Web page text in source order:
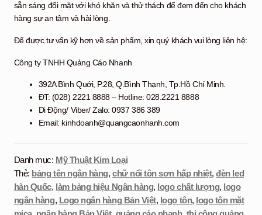
sẵn sáng đối mặt với khó khăn và thử thách để đem đến cho khách
hàng sự an tâm và hài lòng.
Để được tư vấn kỹ hơn về sản phẩm, xin quý khách vui lòng liên hệ:
Công ty TNHH Quảng Cáo Nhanh
392A Bình Quới, P.28, Q.Bình Thạnh, Tp.Hồ Chí Minh.
ĐT: (028) 2221 8888 – Hotline: 028.2221 8888
Di Động/ Viber/ Zalo: 0937 386 389
Email: kinhdoanh@quangcaonhanh.com
Danh mục: Mỹ Thuật Kim Loại
Thẻ: bảng tên ngân hàng,chữ nổi tôn sơn hấp nhiệt,đèn led
hàn Quốc, làm bảng hiệu Ngân hàng, logo chất lượng, logo
ngân hàng, Logo ngân hàng Bản Việt, logo tôn, logo tôn mặt